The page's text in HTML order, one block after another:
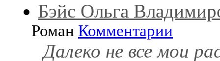
Бэйс Ольга
Роман Комментарии
Далеко не все мои